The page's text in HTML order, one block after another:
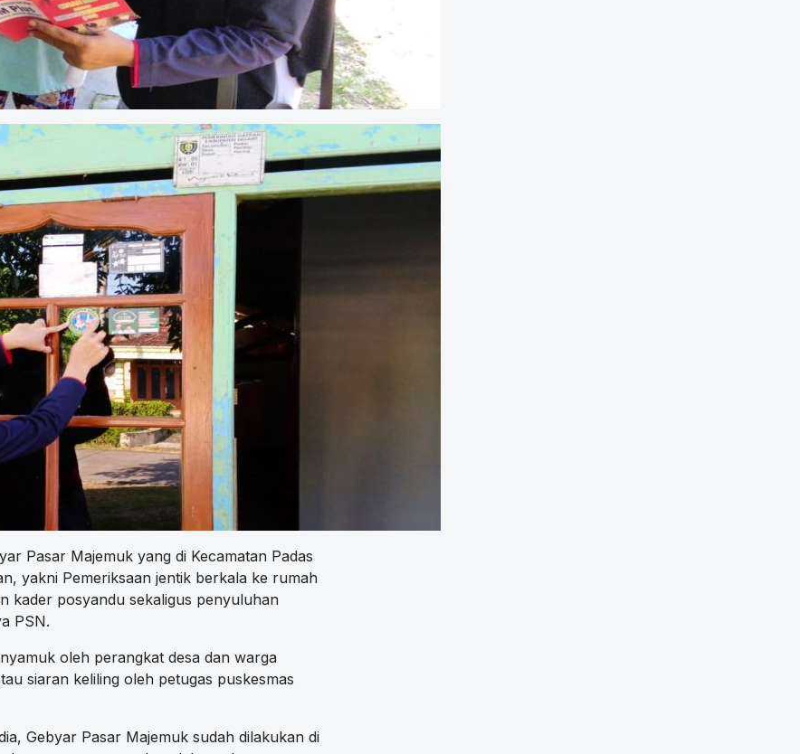
Pasar Majemuk yang di Kecamatan Padas
yakni Pemeriksaan jentik berkala ke rumah
kader posyandu sekaligus penyuluhan
PSN.
oleh perangkat desa dan warga
siaran keliling oleh petugas puskesmas
Gebyar Pasar Majemuk sudah dilakukan di